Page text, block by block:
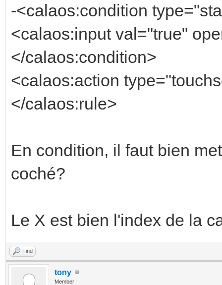
-<calaos:condition
<calaos:input val="true"
</calaos:condition>
<calaos:action
</calaos:rule>
En condition, il faut bien
coché?
Le X est bien l'index de la
Find
tony
Member